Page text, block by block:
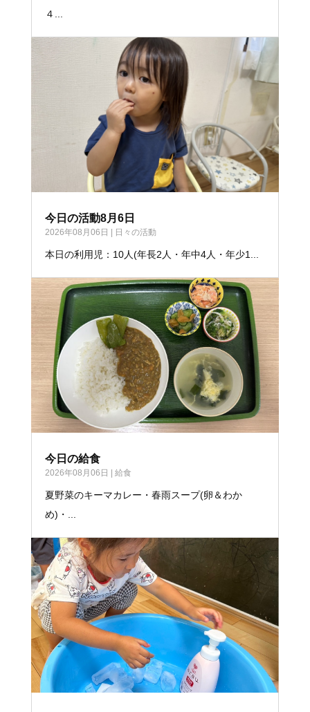
４...
今日の活動8月6日
2026年08月06日 日々の活動
本日の利用児：10人(年長2人・年中4人・年少1...
今日の給食
2026年08月06日 給食
夏野菜のキーマカレー・春雨スープ(卵＆わか
め)・...